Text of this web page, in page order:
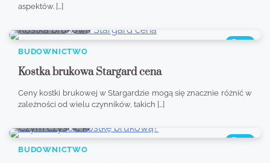
aspektów. […]
353
BUDOWNICTWO
Kostka brukowa Stargard cena
Ceny kostki brukowej w Stargardzie mogą się znacznie różnić w
zależności od wielu czynników, takich […]
381
BUDOWNICTWO